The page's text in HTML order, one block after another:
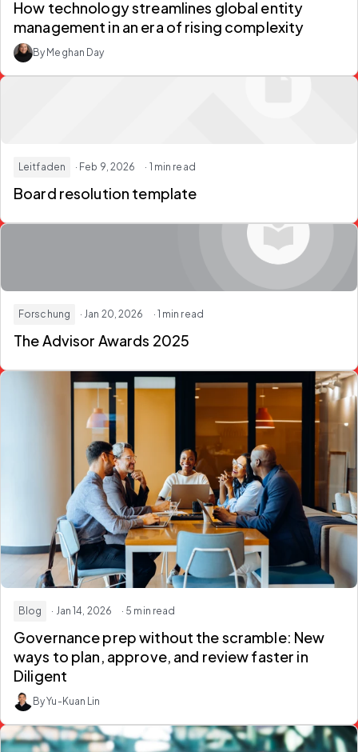
How technology streamlines global entity
management in an era of rising complexity
By Meghan Day
Leitfaden · Feb 9, 2026 · 1 min read
Board resolution template
Forschung · Jan 20, 2026 · 1 min read
The Advisor Awards 2025
Blog · Jan 14, 2026 · 5 min read
Governance prep without the scramble: New
ways to plan, approve, and review faster in
Diligent
By Yu-Kuan Lin